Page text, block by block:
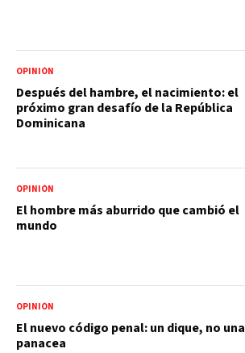
OPINIÓN
Después del hambre, el nacimiento: el
próximo gran desafío de la República
Dominicana
OPINIÓN
El hombre más aburrido que cambió el
mundo
OPINIÓN
El nuevo código penal: un dique, no una
panacea